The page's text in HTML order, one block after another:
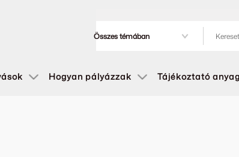
Hogyan pályázzak Tájékoztató